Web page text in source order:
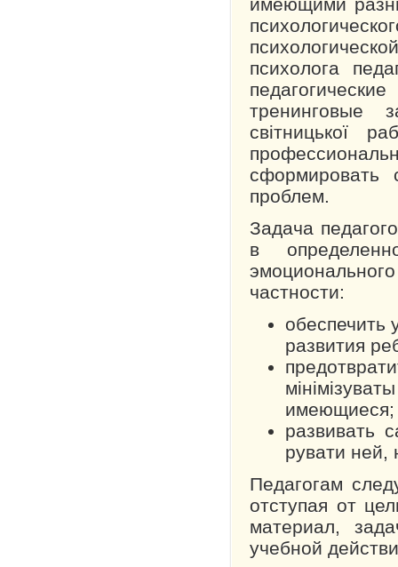
психолога
тренинговые
світницької
сформировать
проблем.
Задача
в
частности:
обеспечить
развития
имеющиеся;
развивать
рувати ней,
Педагогам
от­ступая от
мате­риал,
учебной